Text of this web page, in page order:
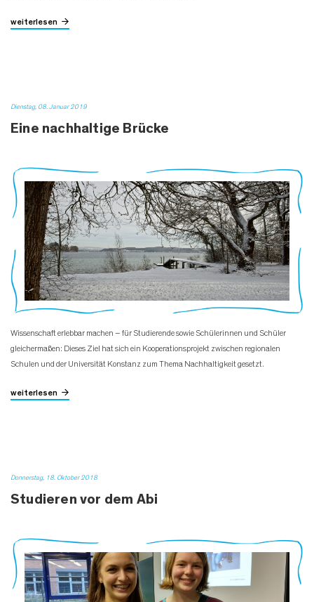
weiterlesen
Dienstag, 08. Januar 2019
Eine nachhaltige Brücke
Wissenschaft erlebbar machen – für Studierende sowie Schülerinnen und Schüler
gleichermaßen: Dieses Ziel hat sich ein Kooperationsprojekt zwischen regionalen
Schulen und der Universität Konstanz zum Thema Nachhaltigkeit gesetzt.
weiterlesen
Donnerstag, 18. Oktober 2018
Studieren vor dem Abi